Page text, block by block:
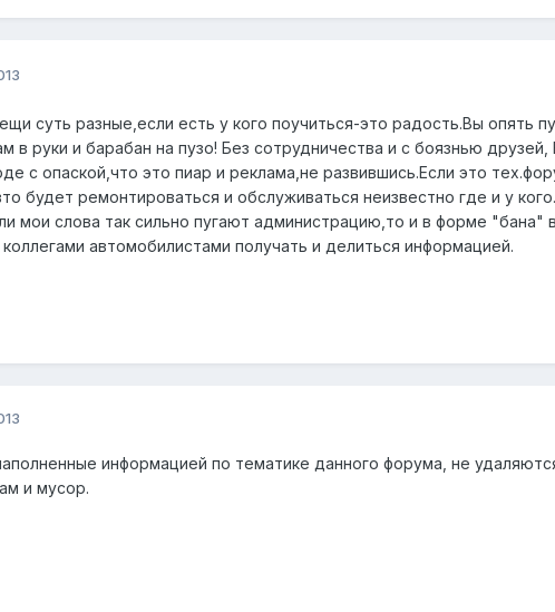
суть разные,если есть у кого поучиться-это радость.Вы опять
в руки и барабан на пузо! Без сотрудничества и с боязнью
с опаской,что это пиар и реклама,не развившись.Если это
будет ремонтироваться и обслуживаться неизвестно где и у
мои слова так сильно пугают администрацию,то и в форме "бана"
автомобилистами получать и делиться информацией.
информацией по тематике данного форума, не
и мусор.